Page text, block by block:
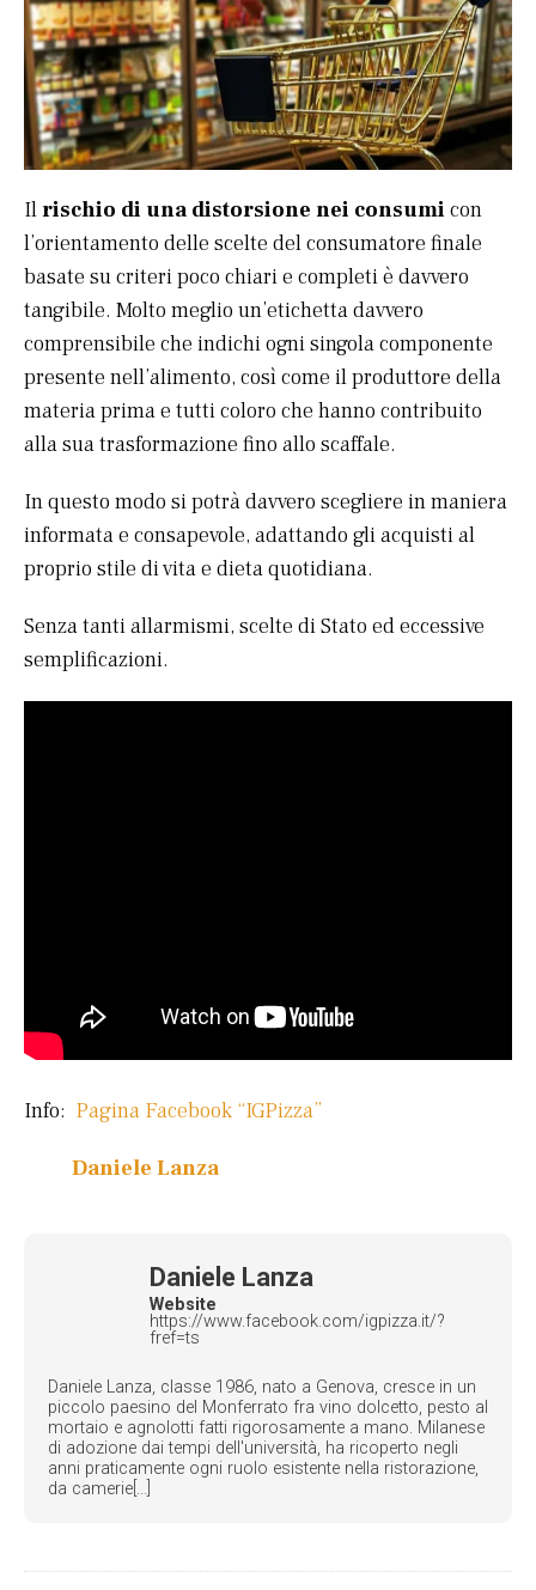
Ilrischio di una distorsione nei consumi con
l’orientamento delle scelte del consumatore finale
basate su criteri poco chiari e completi è davvero
tangibile. Molto meglio un’etichetta davvero
comprensibile che indichi ogni singola componente
presente nell’alimento, così come il produttore della
materia prima e tutti coloro che hanno contribuito
alla sua trasformazione fino allo scaffale.
In questo modo si potrà davvero scegliere in maniera
informata e consapevole, adattando gli acquisti al
proprio stile di vita e dieta quotidiana.
Senza tanti allarmismi, scelte di Stato ed eccessive
semplificazioni.
Info: Pagina Facebook “IGPizza”
Daniele Lanza
Daniele Lanza
Website
https://www.facebook.com/igpizza.it/?
fref=ts
Daniele Lanza, classe 1986, nato a Genova, cresce in un
piccolo paesino del Monferrato fra vino dolcetto, pesto al
mortaio e agnolotti fatti rigorosamente a mano. Milanese
di adozione dai tempi dell'università, ha ricoperto negli
anni praticamente ogni ruolo esistente nella ristorazione,
da camerie[...]